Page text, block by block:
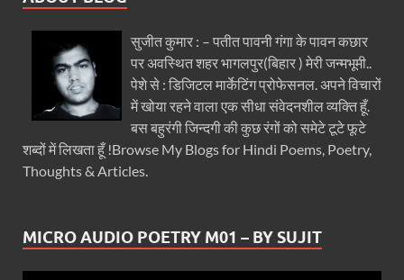
सुजीत कुमार : – पतीत पावनी गंगा के पावन कछार
पर अवस्थित शहर भागलपुर(बिहार ) मेरी जन्मभूमी..
पेशे से : डिजिटल मार्केटिंग प्रोफेसनल. अपने विचारों
में खोया रहने वाला एक सीधा संवेदनशील व्यक्ति हूँ.
बस बहुरंगी जिन्दगी की कुछ रंगों को समेटे टूटे फूटे
शब्दों में लिखता हूँ !Browse My Blogs for Hindi Poems, Poetry,
Thoughts & Articles.
MICRO AUDIO POETRY M01 – BY SUJIT